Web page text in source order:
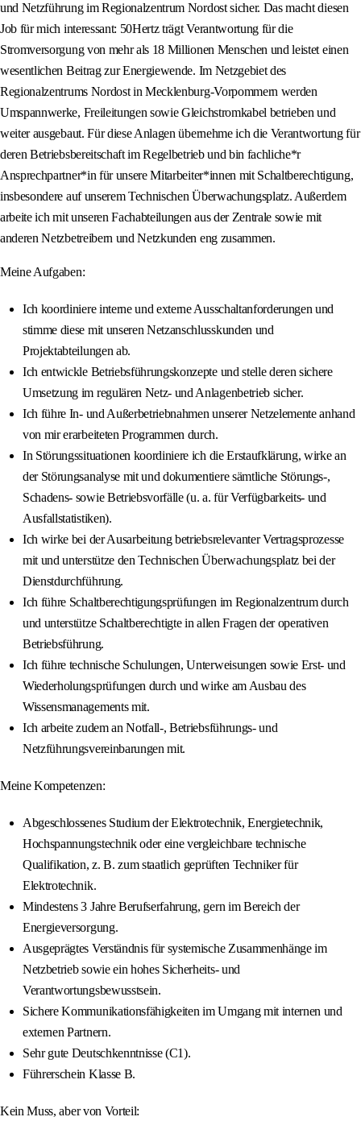
und Netzführung im Regionalzentrum Nordost sicher. Das macht diesen
Job für mich interessant: 50Hertz trägt Verantwortung für die
Stromversorgung von mehr als 18 Millionen Menschen und leistet einen
wesentlichen Beitrag zur Energiewende. Im Netzgebiet des
Regionalzentrums Nordost in Mecklenburg-Vorpommern werden
Umspannwerke, Freileitungen sowie Gleichstromkabel betrieben und
weiter ausgebaut. Für diese Anlagen übernehme ich die Verantwortung für
deren Betriebsbereitschaft im Regelbetrieb und bin fachliche*r
Ansprechpartner*in für unsere Mitarbeiter*innen mit Schaltberechtigung,
insbesondere auf unserem Technischen Überwachungsplatz. Außerdem
arbeite ich mit unseren Fachabteilungen aus der Zentrale sowie mit
anderen Netzbetreibern und Netzkunden eng zusammen.
Meine Aufgaben:
Ich koordiniere interne und externe Ausschaltanforderungen und
stimme diese mit unseren Netzanschlusskunden und
Projektabteilungen ab.
Ich entwickle Betriebsführungskonzepte und stelle deren sichere
Umsetzung im regulären Netz‐ und Anlagenbetrieb sicher.
Ich führe In- und Außerbetriebnahmen unserer Netzelemente anhand
von mir erarbeiteten Programmen durch.
In Störungssituationen koordiniere ich die Erstaufklärung, wirke an
der Störungsanalyse mit und dokumentiere sämtliche Störungs-,
Schadens- sowie Betriebsvorfälle (u. a. für Verfügbarkeits- und
Ausfallstatistiken).
Ich wirke bei der Ausarbeitung betriebsrelevanter Vertragsprozesse
mit und unterstütze den Technischen Überwachungsplatz bei der
Dienstdurchführung.
Ich führe Schaltberechtigungsprüfungen im Regionalzentrum durch
und unterstütze Schaltberechtigte in allen Fragen der operativen
Betriebsführung.
Ich führe technische Schulungen, Unterweisungen sowie Erst‐ und
Wiederholungsprüfungen durch und wirke am Ausbau des
Wissensmanagements mit.
Ich arbeite zudem an Notfall‐, Betriebsführungs‐ und
Netzführungsvereinbarungen mit.
Meine Kompetenzen:
Abgeschlossenes Studium der Elektrotechnik, Energietechnik,
Hochspannungstechnik oder eine vergleichbare technische
Qualifikation, z. B. zum staatlich geprüften Techniker für
Elektrotechnik.
Mindestens 3 Jahre Berufserfahrung, gern im Bereich der
Energieversorgung.
Ausgeprägtes Verständnis für systemische Zusammenhänge im
Netzbetrieb sowie ein hohes Sicherheits- und
Verantwortungsbewusstsein.
Sichere Kommunikationsfähigkeiten im Umgang mit internen und
externen Partnern.
Sehr gute Deutschkenntnisse (C1).
Führerschein Klasse B.
Kein Muss, aber von Vorteil: